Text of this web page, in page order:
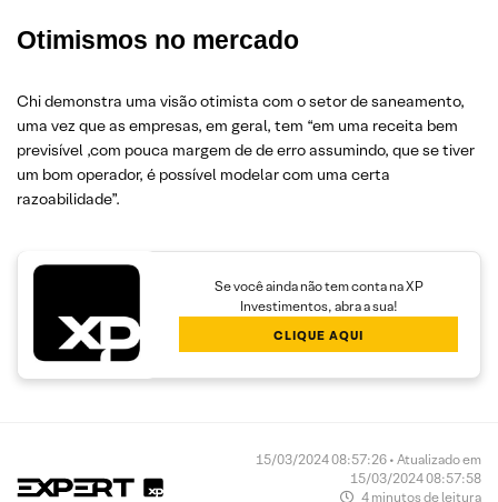
Otimismos no mercado
Chi demonstra uma visão otimista com o setor de saneamento,
uma vez que as empresas, em geral, tem “em uma receita bem
previsível ,com pouca margem de de erro assumindo, que se tiver
um bom operador, é possível modelar com uma certa
razoabilidade”.
Se você ainda não tem conta na XP
Investimentos, abra a sua!
CLIQUE AQUI
15/03/2024 08:57:26 • Atualizado em
15/03/2024 08:57:58
4 minutos de leitura